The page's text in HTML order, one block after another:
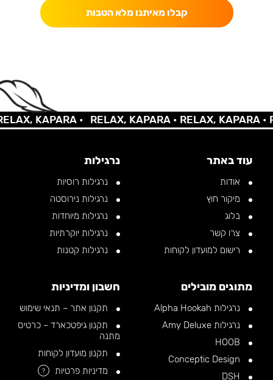
קבלו מאיתנו מלא הטבות
KAPARA • RELAX, KAPARA •RELAX, KAPARA •
עוד באתר
אודות
מיקור חוץ
בלוג
צרו קשר
רישום למועדון לקוחות
נרגילות
נרגילות רוסיות
נרגילות נירוסטה
נרגילות מיוחדות
נרגילות יוקרתיות
נרגילות קטנות
מתוגים מובילים
נרגילות Alpha Hookah
נרגילות Amy Deluxe
חשבון ומדיניות
תקנון אתר – תנאי שימוש
תקנון גיפטכארד – כרטיס
מתנה
תקנון מועדון לקוחות
מדיניות פרטיות
?